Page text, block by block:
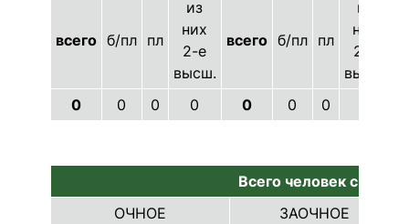
всего б/пл пл
из
них
2-е
высш.
всего б/пл пл
из
них
2-е
высш.
0 0 0 0 0 0 0
Всего человек с
ОЧНОЕ
ЗАОЧНОЕ